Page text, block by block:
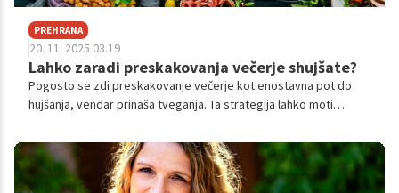
PREHRANA
20. 11. 2025 03.19
Lahko zaradi preskakovanja večerje shujšate?
Pogosto se zdi preskakovanje večerje kot enostavna pot do
hujšanja, vendar prinaša tveganja. Ta strategija lahko moti
negativno vpliva na celostno prehransko uravnoteženost.